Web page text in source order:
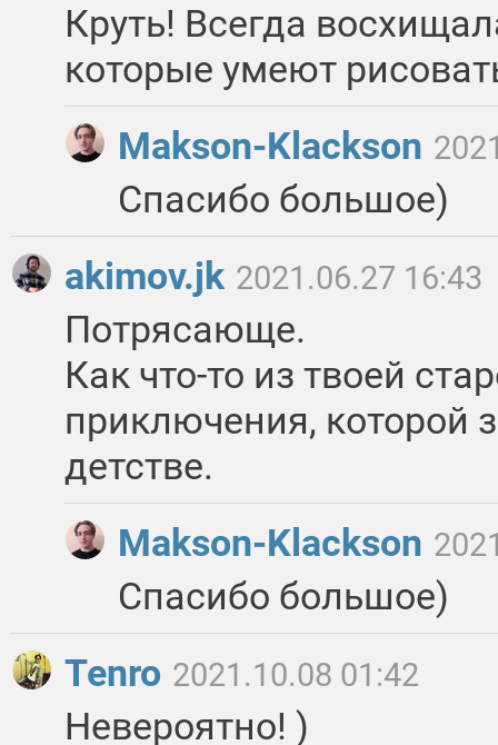
Круть! Всегда
которые умеют
Makson-Klackson
Спасибо большое)
akimov.jk 2021.06.27 16:43
Потрясающе.
Как что-то из твоей
приключения, которой
детстве.
Makson-Klackson
Спасибо большое)
Tenro 2021.10.08 01:42
Невероятно! )